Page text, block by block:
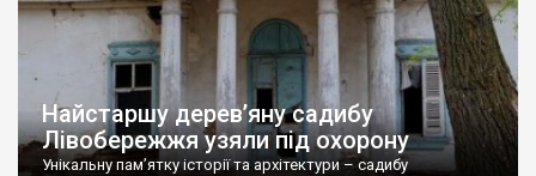
Найстаршу дерев’яну садибу
Лівобережжя узяли під охорону
Унікальну пам’ятку історії та архітектури – садибу